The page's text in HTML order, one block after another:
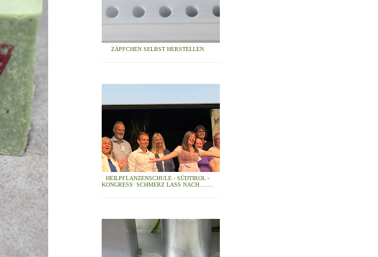
ZÄPFCHEN SELBST HERSTELLEN
HEILPFLANZENSCHULE - SÜDTIROL -
KONGRESS: SCHMERZ LASS NACH........